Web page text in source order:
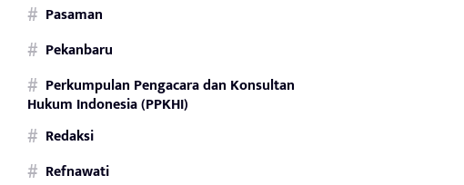
Pasaman
Pekanbaru
Perkumpulan Pengacara dan Konsultan
Hukum Indonesia (PPKHI)
Redaksi
Refnawati